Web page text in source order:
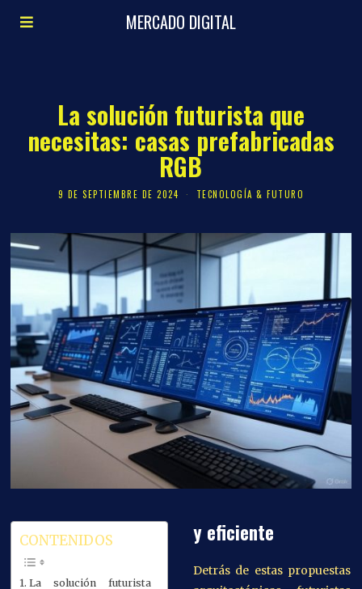
MERCADO DIGITAL
La solución futurista que
necesitas: casas prefabricadas
RGB
9 DE SEPTIEMBRE DE 2024 TECNOLOGÍA & FUTURO
CONTENIDOS
La solución futurista
y eficiente
Detrás de estas propuestas